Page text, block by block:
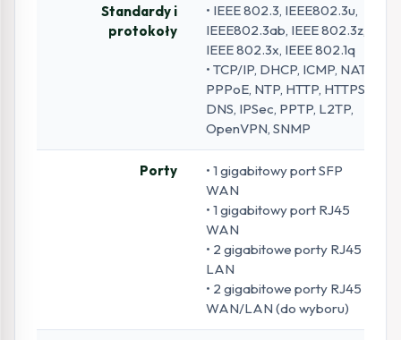
Standardy i
protokoły
• IEEE 802.3, IEEE802.3u,
IEEE802.3ab, IEEE 802.3z,
IEEE 802.3x, IEEE 802.1q
• TCP/IP, DHCP, ICMP, NAT,
PPPoE, NTP, HTTP, HTTPS,
DNS, IPSec, PPTP, L2TP,
OpenVPN, SNMP
Porty
• 1 gigabitowy port SFP
WAN
• 1 gigabitowy port RJ45
WAN
• 2 gigabitowe porty RJ45
LAN
• 2 gigabitowe porty RJ45
WAN/LAN (do wyboru)